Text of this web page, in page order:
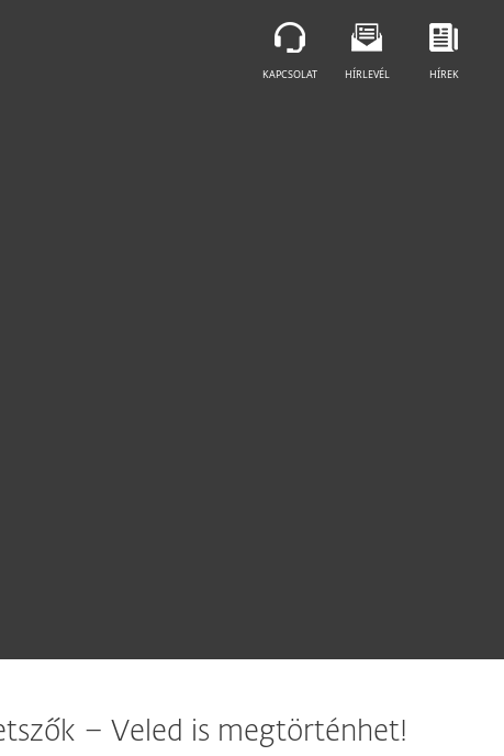
– Veled is megtörténhet!
KAPCSOLAT HÍRLEVÉL HÍREK